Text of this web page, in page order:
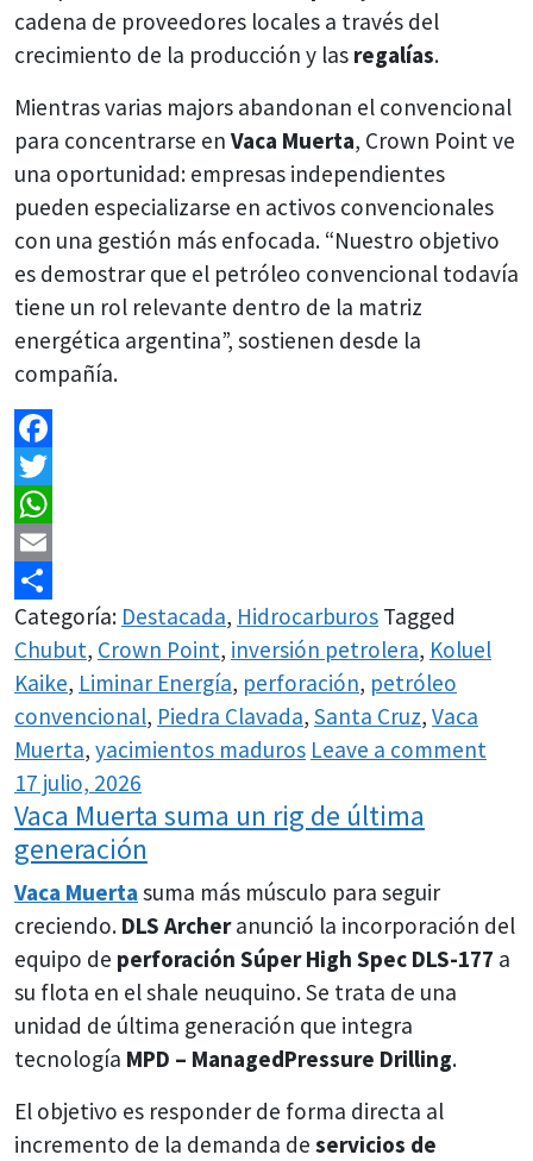
cadena de proveedores locales a través del
crecimiento de la producción y las regalías.
Mientras varias majors abandonan el convencional
para concentrarse en Vaca Muerta, Crown Point ve
una oportunidad: empresas independientes
pueden especializarse en activos convencionales
con una gestión más enfocada. “Nuestro objetivo
es demostrar que el petróleo convencional todavía
tiene un rol relevante dentro de la matriz
energética argentina”, sostienen desde la
compañía.
Facebook
Twitter
WhatsApp
Email
Share
Categoría: Destacada, Hidrocarburos Tagged
Chubut, Crown Point, inversión petrolera, Koluel
Kaike, Liminar Energía, perforación, petróleo
convencional, Piedra Clavada, Santa Cruz, Vaca
Muerta, yacimientos maduros Leave a comment
17 julio, 2026
Vaca Muerta suma un rig de última
generación
Vaca Muerta suma más músculo para seguir
creciendo. DLS Archeranunció la incorporación del
equipo de perforación Súper High Spec DLS-177 a
su flota en el shale neuquino. Se trata de una
unidad de última generación que integra
tecnología MPD – ManagedPressure Drilling.
El objetivo es responder de forma directa al
incremento de la demanda de servicios de